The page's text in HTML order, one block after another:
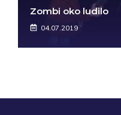
Zombi oko ludilo
04.07.2019